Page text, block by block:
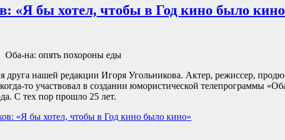
«Я бы хотел, чтобы в Год кино было
Оба-на: опять похороны еды
друга нашей редакции Игоря Угольникова. Актер, режиссер,
то участвовал в создании юмористической телепрограммы
С тех пор прошло 25 лет.
«Я бы хотел, чтобы в Год кино было кино»